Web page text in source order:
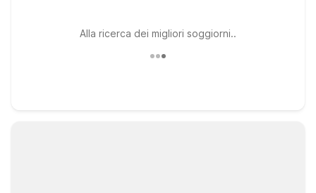
Alla ricerca dei migliori soggiorni..